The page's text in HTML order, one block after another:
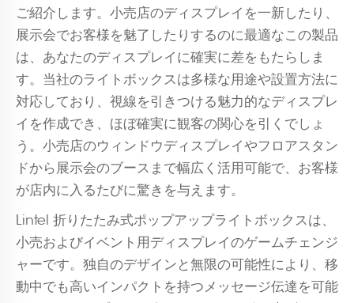
ご紹介します。小売店のディスプレイを一新したり、
展示会でお客様を魅了したりするのに最適なこの製品
は、あなたのディスプレイに確実に差をもたらしま
す。当社のライトボックスは多様な用途や設置方法に
対応しており、視線を引きつける魅力的なディスプレ
イを作成でき、ほぼ確実に観客の関心を引くでしょ
う。小売店のウィンドウディスプレイやフロアスタン
ドから展示会のブースまで幅広く活用可能で、お客様
が店内に入るたびに驚きを与えます。
Lintel 折りたたみ式ポップアップライトボックスは、
小売およびイベント用ディスプレイのゲームチェンジ
ャーです。独自のデザインと無限の可能性により、移
動中でも高いインパクトを持つメッセージ伝達を可能